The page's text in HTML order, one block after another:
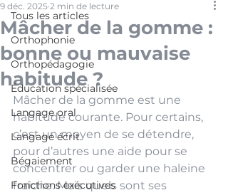
Tous les articles
Orthophonie
Orthopédagogie
Éducation spécialisée
Langage oral
Langage écrit
Bégaiement
Fonctions exécutives
Mâcher de la gomme :
bonne ou mauvaise
habitude ?
9 déc. 2025 2 min de lecture
Mâcher de la gomme est une
habitude courante. Pour certains,
c’est un moyen de se détendre,
pour d’autres une aide pour se
concentrer ou garder une haleine
fraîche. Mais quels sont ses